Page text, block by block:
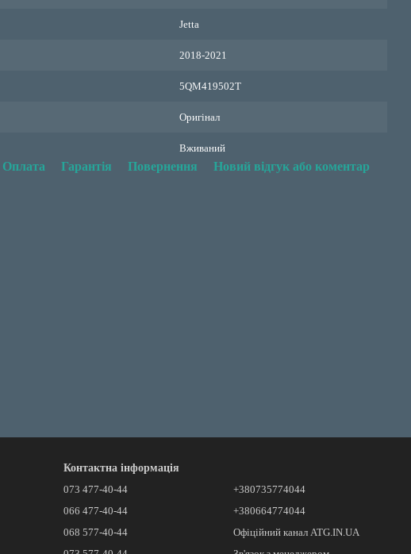
Jetta
2018-2021
5QM419502T
Оригінал
Вживаний
Оплата Гарантія Повернення Новий відгук або коментар
Контактна інформація
073 477-40-44
066 477-40-44
068 577-40-44
+380735774044
+380664774044
Офіційний канал ATG.IN.UA